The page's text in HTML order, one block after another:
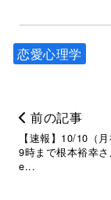
恋愛心理学
前の記事
【速報】10/10（
9時まで根本裕幸
e...